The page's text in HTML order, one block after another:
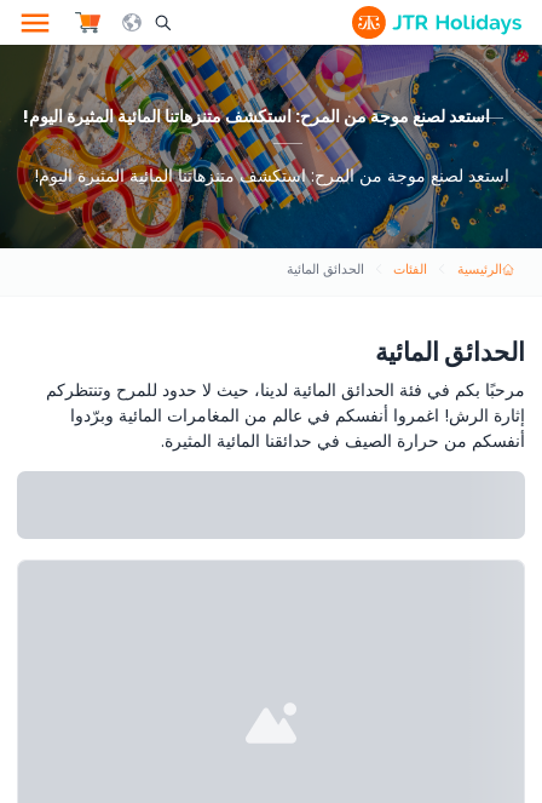
Search Opener Icon
استعد لصنع موجة من المرح: استكشف متنزهاتنا المائية المثيرة اليوم!
استعد لصنع موجة من المرح: استكشف متنزهاتنا المائية المثيرة اليوم!
الرئيسية الفئات الحدائق المائية
الحدائق المائية
مرحبًا بكم في فئة الحدائق المائية لدينا، حيث لا حدود للمرح وتنتظركم
إثارة الرش! اغمروا أنفسكم في عالم من المغامرات المائية وبرّدوا
أنفسكم من حرارة الصيف في حدائقنا المائية المثيرة.